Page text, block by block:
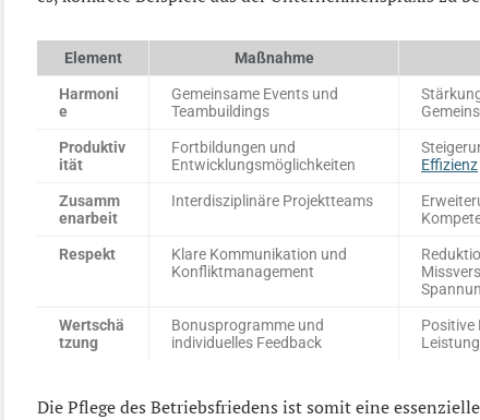
Element Maßnahme
Harmoni
e
Gemeinsame Events und
Teambuildings
Produktiv
ität
Fortbildungen und
Entwicklungsmöglichkeiten
Effizienz
Zusamm
enarbeit
Interdisziplinäre Projektteams
Respekt
Klare Kommunikation und
Konfliktmanagement
Wertschä
tzung
Bonusprogramme und
individuelles Feedback
Positive
Die Pflege des Betriebsfriedens ist somit eine